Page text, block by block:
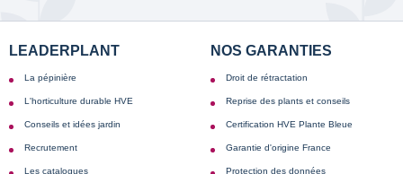
LEADERPLANT
La pépinière
L'horticulture durable HVE
Conseils et idées jardin
Recrutement
Les catalogues
NOS GARANTIES
Droit de rétractation
Reprise des plants et conseils
Certification HVE Plante Bleue
Garantie d'origine France
Protection des données